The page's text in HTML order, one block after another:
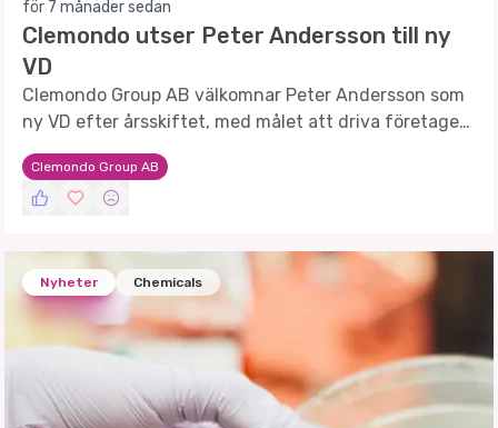
för 7 månader sedan
Clemondo utser Peter Andersson till ny
VD
Clemondo Group AB välkomnar Peter Andersson som
ny VD efter årsskiftet, med målet att driva företaget
mot nya framgångar.
Clemondo Group AB
Nyheter Chemicals